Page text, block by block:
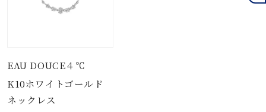
EAU DOUCE４℃
K10ホワイトゴールド
ネックレス